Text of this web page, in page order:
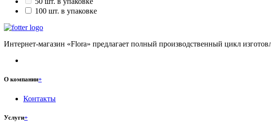
100 шт. в упаковке
Интернет-магазин «Flora» предлагает полный производственный цикл
О компании+
Контакты
Услуги+